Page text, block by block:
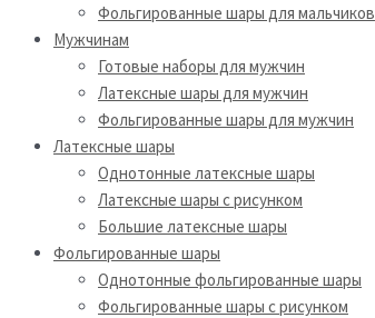
Фольгированные шары для мальчиков
Мужчинам
Готовые наборы для мужчин
Латексные шары для мужчин
Фольгированные шары для мужчин
Латексные шары
Однотонные латексные шары
Латексные шары с рисунком
Большие латексные шары
Фольгированные шары
Однотонные фольгированные шары
Фольгированные шары с рисунком